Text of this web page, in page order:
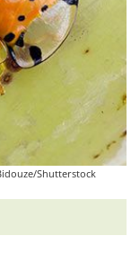
Shutterstock